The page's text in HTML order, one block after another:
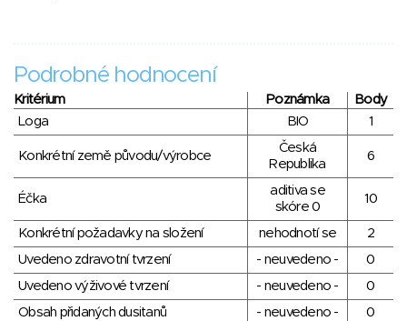
Podrobné hodnocení
Kritérium Poznámka
Body
Loga
BIO 1
Konkrétní země původu/výrobce
Česká
Republika
6
Éčka
aditiva se
skóre 0
10
Konkrétní požadavky na složení nehodnotí se
2
Uvedeno zdravotní tvrzení
- neuvedeno -
0
Uvedeno výživové tvrzení
- neuvedeno -
0
Obsah přidaných dusitanů
- neuvedeno -
0